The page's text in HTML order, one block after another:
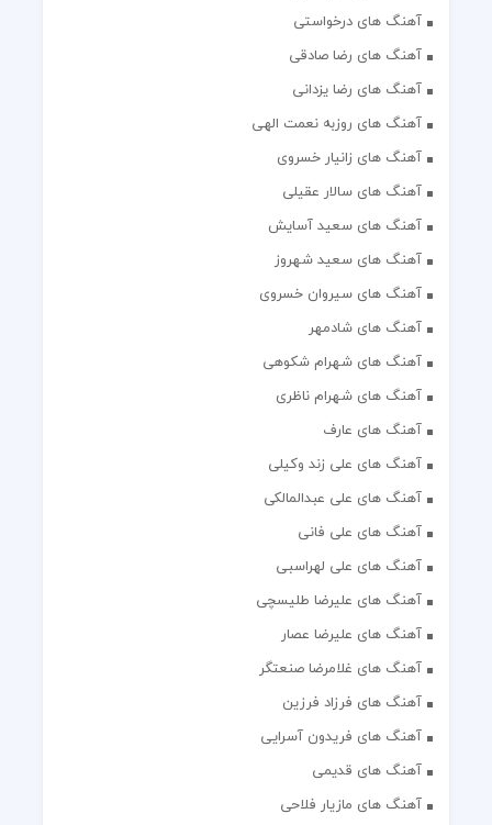
آهنگ های درخواستی
آهنگ های رضا صادقی
آهنگ های رضا یزدانی
آهنگ های روزبه نعمت الهی
آهنگ های زانیار خسروی
آهنگ های سالار عقیلی
آهنگ های سعید آسایش
آهنگ های سعید شهروز
آهنگ های سیروان خسروی
آهنگ های شادمهر
آهنگ های شهرام شکوهی
آهنگ های شهرام ناظری
آهنگ های عارف
آهنگ های علی زند وکیلی
آهنگ های علی عبدالمالکی
آهنگ های علی فانی
آهنگ های علی لهراسبی
آهنگ های علیرضا طلیسچی
آهنگ های علیرضا عصار
آهنگ های غلامرضا صنعتگر
آهنگ های فرزاد فرزین
آهنگ های فریدون آسرایی
آهنگ های قدیمی
آهنگ های مازیار فلاحی